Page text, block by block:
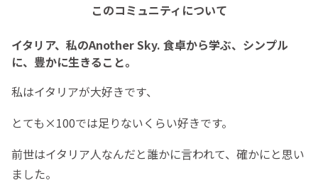
このコミュニティについて
イタリア、私のAnother Sky. 食卓から学ぶ、シンプル
に、豊かに生きること。
私はイタリアが大好きです、
とても×100では足りないくらい好きです。
前世はイタリア人なんだと誰かに言われて、確かにと思い
ました。